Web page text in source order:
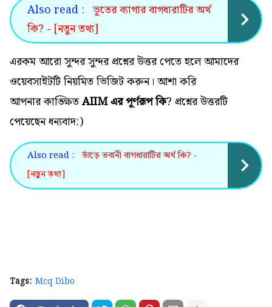
Also read : ভূতের ব্যাগার বাগধারাটির অর্থ
কি? - [নতুন তথ্য]
এরকম আরো সুন্দর সুন্দর প্রশ্নের উত্তর পেতে হলে আমাদের
ওয়েবসাইটটি নিয়মিত ভিজিট করুন। আশা করি
আপনার কাঙ্ক্ষিতAIIM এর পূর্ণরূপ কি? প্রশ্নের উত্তরটি
পেয়েছেন ধন্যবাদ:)
Also read : ভাঁড়ে ভবানী বাগধারাটির অর্থ কি? -
[নতুন তথ্য]
Tags: Mcq Dibo